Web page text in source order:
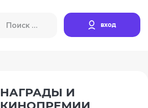
вход
НАГРАДЫ И